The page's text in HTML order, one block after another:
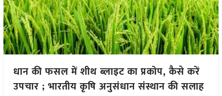
धान की फसल में शीथ ब्लाइट का प्रकोप, कैसे करें
उपचार ; भारतीय कृषि अनुसंधान संस्थान की सलाह